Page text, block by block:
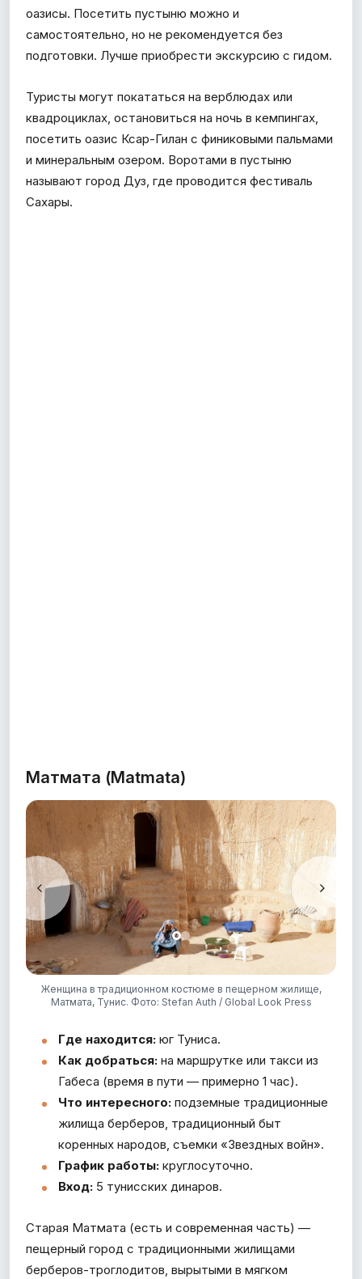
оазисы. Посетить пустыню можно и
самостоятельно, но не рекомендуется без
подготовки. Лучше приобрести экскурсию с гидом.
Туристы могут покататься на верблюдах или
квадроциклах, остановиться на ночь в кемпингах,
посетить оазис Ксар-Гилан с финиковыми пальмами
и минеральным озером. Воротами в пустыню
называют город Дуз, где проводится фестиваль
Сахары.
Матмата (Matmata)
Женщина в традиционном костюме в пещерном жилище,
Матмата, Тунис. Фото: Stefan Auth / Global Look Press
Где находится: юг Туниса.
Как добраться: на маршрутке или такси из
Габеса (время в пути — примерно 1 час).
Что интересного: подземные традиционные
жилища берберов, традиционный быт
коренных народов, съемки «Звездных войн».
График работы: круглосуточно.
Вход: 5 тунисских динаров.
Старая Матмата (есть и современная часть) —
пещерный город с традиционными жилищами
берберов-троглодитов, вырытыми в мягком